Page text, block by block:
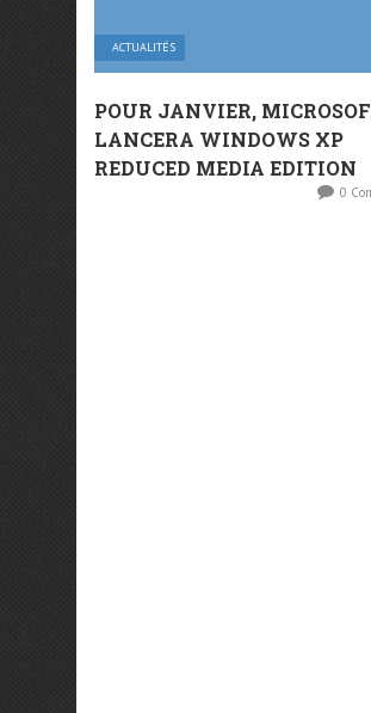
ACTUALITÉS
POUR JANVIER,
LANCERA WINDOWS XP
REDUCED MEDIA EDITION
0